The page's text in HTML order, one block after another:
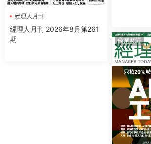
經理人月刊
經理人月刊 2026年8月第261
期
商業财經